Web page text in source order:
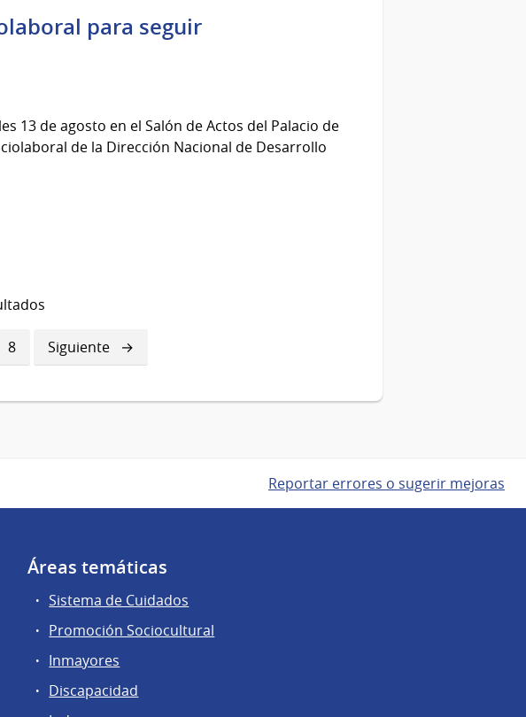
para seguir
13 de agosto en el Salón de Actos del Palacio de
de la Dirección Nacional de Desarrollo
Página
8
Siguiente
página
Siguiente
Reportar errores o sugerir mejoras
Áreas temáticas
Sistema de Cuidados
Promoción Sociocultural
Inmayores
Discapacidad